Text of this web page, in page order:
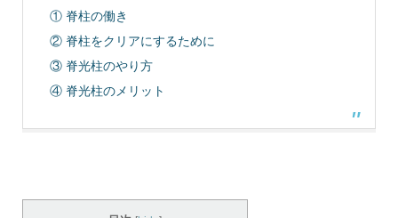
① 脊柱の働き
② 脊柱をクリアにするために
③ 脊光柱のやり方
④ 脊光柱のメリット